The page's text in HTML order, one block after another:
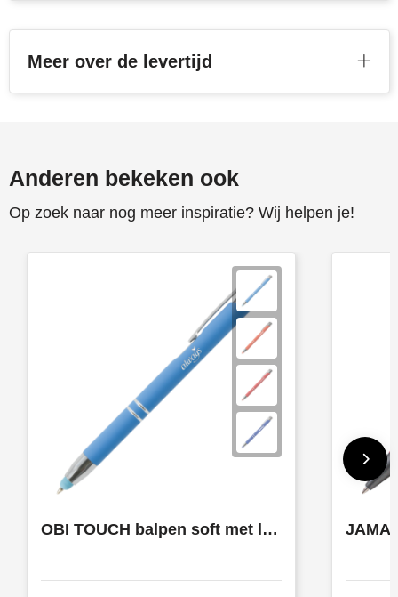
Meer over de levertijd
Anderen bekeken ook
Op zoek naar nog meer inspiratie? Wij helpen je!
OBI TOUCH balpen soft met lasergravering